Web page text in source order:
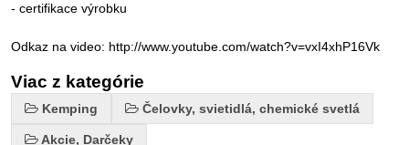
- certifikace výrobku
Odkaz na video: http://www.youtube.com/watch?v=vxI4xhP16Vk
Viac z kategórie
Kemping Čelovky, svietidlá, chemické svetlá
Akcie, Darčeky